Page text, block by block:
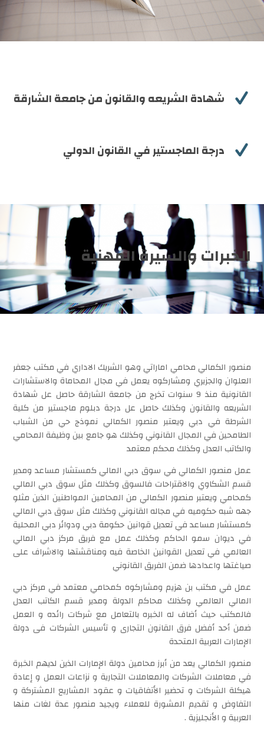
 شهادة الشريعه والقانون من جامعة الشارقة
 درجة الماجستير في القانون الدولي
الخبرات والسيرة المهنية
منصور الكمالي محامي اماراتي وهو الشريك الاداري في مكتب جعفر
العلوان والجزيري ومشاركوه يعمل في مجال المحاماة والاستشارات
القانونية منذ 9 سنوات تخرج من جامعة الشارقة حاصل عل شهادة
الشريعه والقانون وكذلك حاصل عل درجة دبلوم ماجستير من كلية
الشرطة في دبي ويعتبر منصور الكمالي نموذج حي من الشباب
الطامحين في المجال القانوني وكذلك هو جامع بين وظيفة المحامي
والكاتب العدل وكذلك محكم معتمد
عمل منصور الكمالي في سوق دبي المالي كمستشار مساعد ومدير
قسم الشكاوي والاقتراحات فالسوق وكذلك مثل سوق دبي المالي
كمحامي ويعتبر منصور الكمالي من المحامين المواطنين الذين مثلو
جهه شبه حكوميه في مجاله القانوني وكذلك مثل سوق دبي المالي
كمستشار مساعد في تعديل قوانين حكومة دبي ودوائر دبي المحلية
في ديوان سمو الحاكم وكذلك عمل مع فريق مركز دبي المالي
العالمي في تعديل القوانين الخاصة فيه ومناقشتها والاشراف على
صياغتها واعدادها ضمن الفريق القانوني
عمل في مكتب بن هزيم ومشاركوه كمحامي معتمد في مركز دبي
المالي العالمي وكذلك محاكم الدولة ومدير قسم الكاتب العدل
فالمكتب حيث أضاف له الخبره بالتعامل مع شركات رائده و العمل
ضمن أحد أفضل فرق القانون التجارى و تأسيس الشركات فى دولة
الإمارات العربية المتحدة
منصور الكمالي يعد من أبرز محامين دولة الإمارات الذين لديهم الخبرة
في معاملات الشركات والمعاملات التجارية و نزاعات العمل و إعادة
هيكلة الشركات و تحضير الأتفاقيات و عقود المشاريع المشتركة و
التفاوض و تقديم المشورة للعملاء ويجيد منصور عدة لغات منها
العربية و الأنجليزية .